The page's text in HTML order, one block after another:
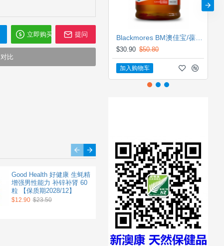
立即购买 提问
对比
Go Healthy fish oil 2000mg
230c 高之源 高含量 鱼油
易吞咽胶囊设计 230粒
【保质期2029/03】
Good Health 好健康 生蚝精
增强男性能力 补锌补肾 60
粒 【保质期2028/12】
$12.90 $23.50
Good Health 好健康 超级卵
磷脂 健脑护肝调节血脂改
善三高 1200 200粒 【保质
期2028/04】
$22.60 $35.20
$30.90 $50.80
加入购物车